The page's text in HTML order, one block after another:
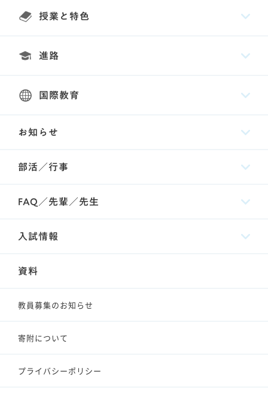
授業と特色
進路
国際教育
お知らせ
部活／行事
FAQ／先輩／先生
入試情報
資料
教員募集のお知らせ
寄附について
プライバシーポリシー